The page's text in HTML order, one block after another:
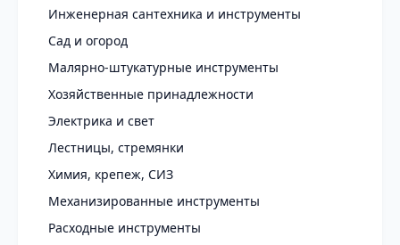
Инженерная сантехника и инструменты
Сад и огород
Малярно-штукатурные инструменты
Хозяйственные принадлежности
Электрика и свет
Лестницы, стремянки
Химия, крепеж, СИЗ
Механизированные инструменты
Расходные инструменты